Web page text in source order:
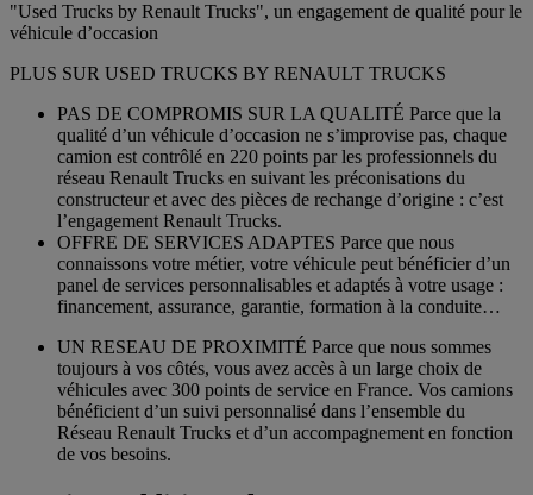
"Used Trucks by Renault Trucks", un engagement de qualité pour le
véhicule d’occasion
PLUS SUR USED TRUCKS BY RENAULT TRUCKS
PAS DE COMPROMIS SUR LA QUALITÉ Parce que la
qualité d’un véhicule d’occasion ne s’improvise pas, chaque
camion est contrôlé en 220 points par les professionnels du
réseau Renault Trucks en suivant les préconisations du
constructeur et avec des pièces de rechange d’origine : c’est
l’engagement Renault Trucks.
OFFRE DE SERVICES ADAPTES Parce que nous
connaissons votre métier, votre véhicule peut bénéficier d’un
panel de services personnalisables et adaptés à votre usage :
financement, assurance, garantie, formation à la conduite…
UN RESEAU DE PROXIMITÉ Parce que nous sommes
toujours à vos côtés, vous avez accès à un large choix de
véhicules avec 300 points de service en France. Vos camions
bénéficient d’un suivi personnalisé dans l’ensemble du
Réseau Renault Trucks et d’un accompagnement en fonction
de vos besoins.